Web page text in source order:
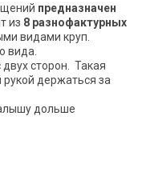
предназначен
из 8 разнофактурных
видами круп.
вида.
сторон. Такая
рукой держаться за
дольше